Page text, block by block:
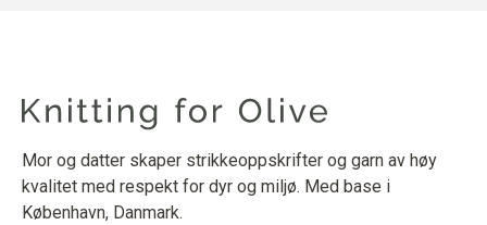
Mor og datter skaper strikkeoppskrifter og garn av høy
kvalitet med respekt for dyr og miljø. Med base i
København, Danmark.